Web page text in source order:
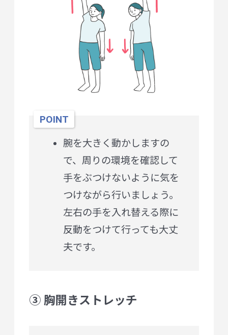
POINT
腕を大きく動かしますの
で、周りの環境を確認して
手をぶつけないように気を
つけながら行いましょう。
左右の手を入れ替える際に
反動をつけて行っても大丈
夫です。
③ 胸開きストレッチ